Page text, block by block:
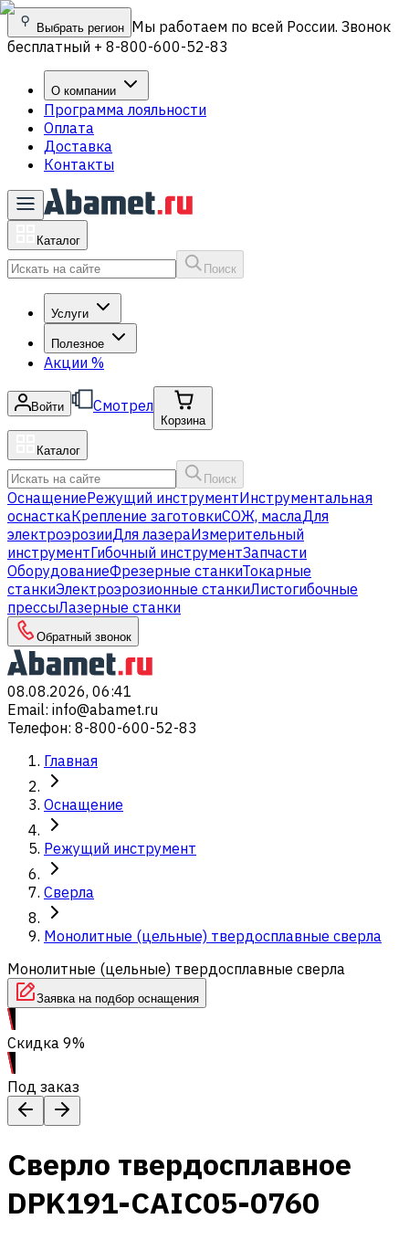
Выбрать регион Мы работаем по всей России. Звонок
бесплатный + 8-800-600-52-83
О компании
Программа лояльности
Оплата
Доставка
Контакты
Каталог
Поиск
Услуги
Полезное
Акции %
Войти Смотрел
Корзина
Каталог
Поиск
ОснащениеРежущий инструментИнструментальная
оснасткаКрепление заготовкиСОЖ, маслаДля
электроэрозииДля лазераИзмерительный
инструментГибочный инструментЗапчасти
ОборудованиеФрезерные станкиТокарные
станкиЭлектроэрозионные станкиЛистогибочные
прессыЛазерные станки
Обратный звонок
08.08.2026, 06:41
Email: info@abamet.ru
Телефон: 8-800-600-52-83
Главная
Оснащение
Режущий инструмент
Сверла
Монолитные (цельные) твердосплавные сверла
Монолитные (цельные) твердосплавные сверла
Заявка на подбор оснащения
Скидка 9%
Под заказ
Сверло твердосплавное
DPK191-CAIC05-0760